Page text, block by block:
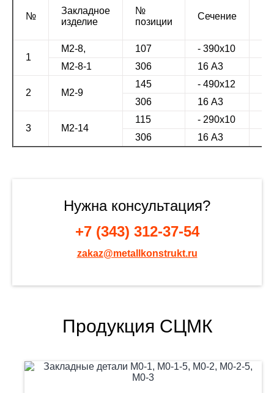
№
Закладное
изделие
№
позиции
Сечение
1
М2-8, 107 - 390х10
М2-8-1
306 16 А3
2 М2-9
145 - 490х12
306
16 А3
3 М2-14
115 - 290х10
306
16 А3
Нужна консультация?
+7 (343) 312-37-54
zakaz@metallkonstrukt.ru
Продукция СЦМК